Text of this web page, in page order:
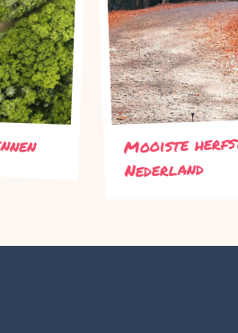
Mooiste
Nederland